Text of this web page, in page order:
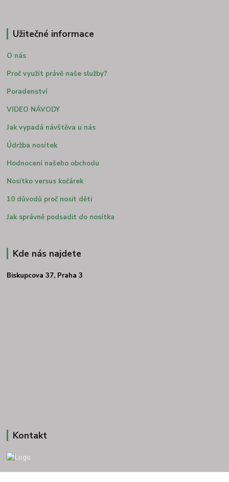
Užitečné informace
O nás
Proč využít právě naše služby?
Poradenství
VIDEO NÁVODY
Jak vypadá návštěva u nás
Údržba nosítek
Hodnocení našeho obchodu
Nosítko versus kočárek
10 důvodů proč nosit děti
Jak správně podsadit do nosítka
Kde nás najdete
Biskupcova 37, Praha 3
Kontakt
+420 775693830